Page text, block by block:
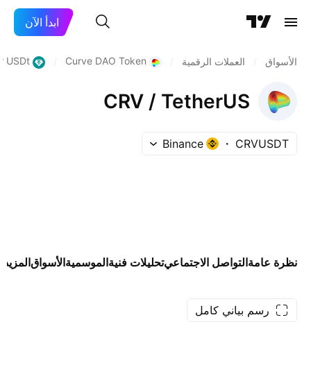
ابدأ الآن
الأسواق العملات الرقمية Curve DAO Token
USDt
CRV / TetherUS
CRVUSDT
Binance
نظرة عامةالتواصل الاجتماعيتحليلات فنيةالموسميةالأسواقالمزيد
رسم بياني كامل